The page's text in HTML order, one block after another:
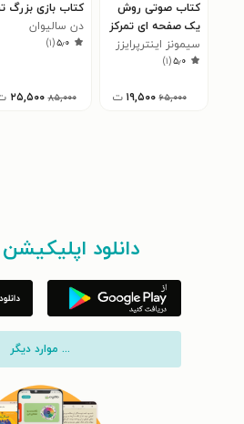
کتاب صوتی روش
یک صفحه‌ ای تمرکز
سیمونز اینترپرایزز
۵٫۰(۱)
۶۵,۰۰۰ ۱۹,۵۰۰ ت
کتاب بازی بزرگ‌
دن سالیوان
۵٫۰(۱)
۸۵,۰۰۰ ۲۵,۵۰۰
دانلود
... موارد دیگر